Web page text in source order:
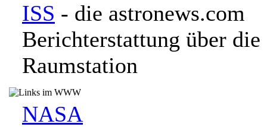
ISS - die astronews.com
Berichterstattung über
Raumstation
NASA